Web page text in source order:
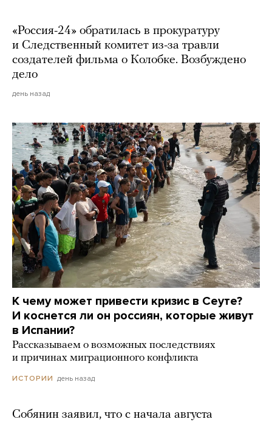
«Россия-24» обратилась в прокуратуру
и Следственный комитет из-за травли
создателей фильма о Колобке. Возбуждено
дело
день назад
К чему может привести кризис в Сеуте?
И коснется ли он россиян, которые живут
в Испании?
Рассказываем о возможных последствиях
и причинах миграционного конфликта
ИСТОРИИ день назад
Собянин заявил, что с начала августа